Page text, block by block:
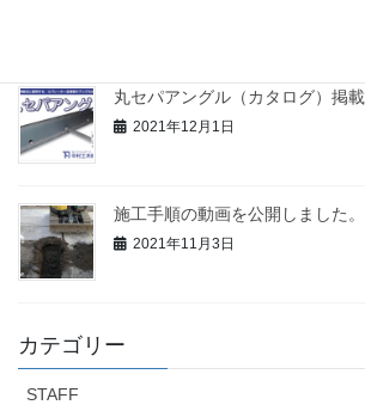
丸セパアングル（カタログ）掲載
2021年12月1日
施工手順の動画を公開しました。
2021年11月3日
カテゴリー
STAFF